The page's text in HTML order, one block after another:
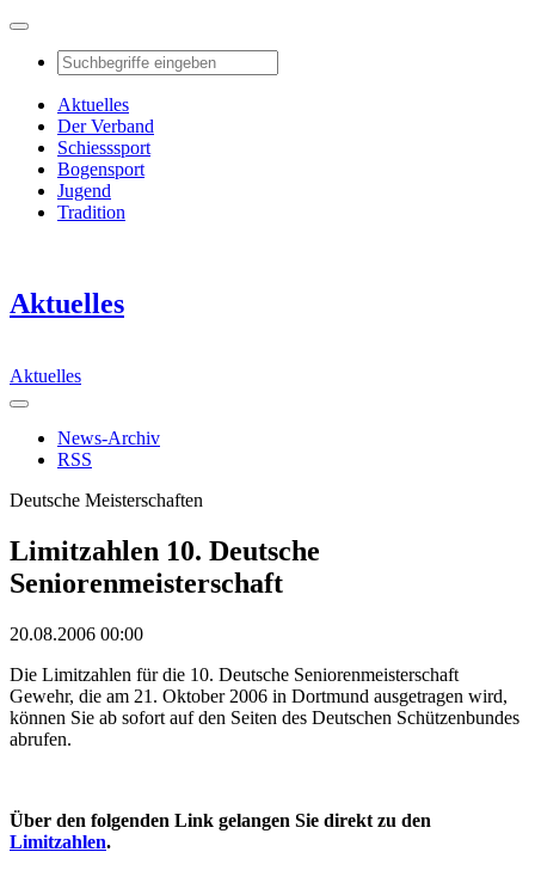
Aktuelles
Der Verband
Schiesssport
Bogensport
Jugend
Tradition
Aktuelles
Aktuelles
News-Archiv
RSS
Deutsche Meisterschaften
Limitzahlen 10. Deutsche
Seniorenmeisterschaft
20.08.2006 00:00
Die Limitzahlen für die 10. Deutsche Seniorenmeisterschaft
Gewehr, die am 21. Oktober 2006 in Dortmund ausgetragen wird,
können Sie ab sofort auf den Seiten des Deutschen Schützenbundes
abrufen.
Über den folgenden Link gelangen Sie direkt zu den
Limitzahlen.